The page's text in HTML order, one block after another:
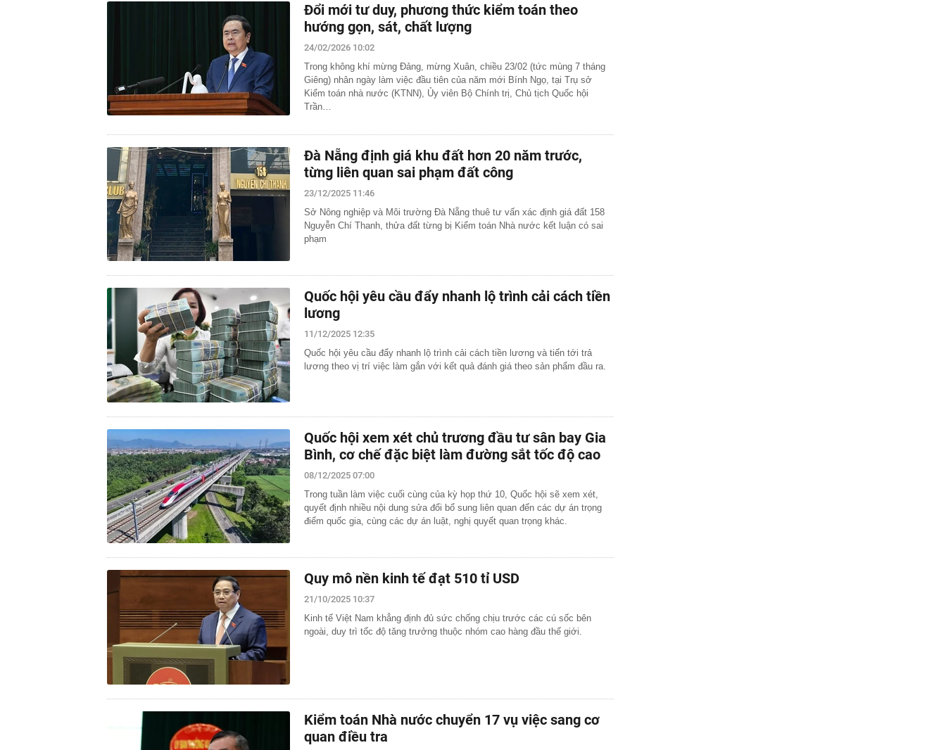
Đổi mới tư duy, phương thức kiểm toán theo
hướng gọn, sát, chất lượng
24/02/2026 10:02
Trong không khí mừng Đảng, mừng Xuân, chiều 23/02 (tức mùng 7 tháng
Giêng) nhân ngày làm việc đầu tiên của năm mới Bính Ngọ, tại Trụ sở
Kiểm toán nhà nước (KTNN), Ủy viên Bộ Chính trị, Chủ tịch Quốc hội
Trần…
Đà Nẵng định giá khu đất hơn 20 năm trước,
từng liên quan sai phạm đất công
23/12/2025 11:46
Sở Nông nghiệp và Môi trường Đà Nẵng thuê tư vấn xác định giá đất 158
Nguyễn Chí Thanh, thửa đất từng bị Kiểm toán Nhà nước kết luận có sai
phạm
Quốc hội yêu cầu đẩy nhanh lộ trình cải cách tiền
lương
11/12/2025 12:35
Quốc hội yêu cầu đẩy nhanh lộ trình cải cách tiền lương và tiến tới trả
lương theo vị trí việc làm gắn với kết quả đánh giá theo sản phẩm đầu ra.
Quốc hội xem xét chủ trương đầu tư sân bay Gia
Bình, cơ chế đặc biệt làm đường sắt tốc độ cao
08/12/2025 07:00
Trong tuần làm việc cuối cùng của kỳ họp thứ 10, Quốc hội sẽ xem xét,
quyết định nhiều nội dung sửa đổi bổ sung liên quan đến các dự án trọng
điểm quốc gia, cùng các dự án luật, nghị quyết quan trọng khác.
Quy mô nền kinh tế đạt 510 tỉ USD
21/10/2025 10:37
Kinh tế Việt Nam khẳng định đủ sức chống chịu trước các cú sốc bên
ngoài, duy trì tốc độ tăng trưởng thuộc nhóm cao hàng đầu thế giới.
Kiểm toán Nhà nước chuyển 17 vụ việc sang cơ
quan điều tra